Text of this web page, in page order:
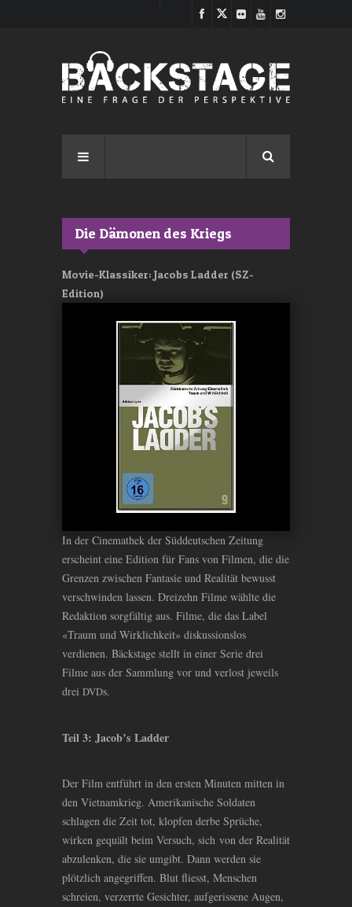
Die Dämonen des Kriegs
Movie-Klassiker: Jacobs Ladder (SZ-
Edition)
In der Cinemathek der Süddeutschen Zeitung
erscheint eine Edition für Fans von Filmen, die die
Grenzen zwischen Fantasie und Realität bewusst
verschwinden lassen. Dreizehn Filme wählte die
Redaktion sorgfältig aus. Filme, die das Label
«Traum und Wirklichkeit» diskussionslos
verdienen. Bäckstage stellt in einer Serie drei
Filme aus der Sammlung vor und verlost jeweils
drei DVDs.
Teil 3: Jacob’s Ladder
Der Film entführt in den ersten Minuten mitten in
den Vietnamkrieg. Amerikanische Soldaten
schlagen die Zeit tot, klopfen derbe Sprüche,
wirken gequält beim Versuch, sich von der Realität
abzulenken, die sie umgibt. Dann werden sie
plötzlich angegriffen. Blut fliesst, Menschen
schreien, verzerrte Gesichter, aufgerissene Augen,